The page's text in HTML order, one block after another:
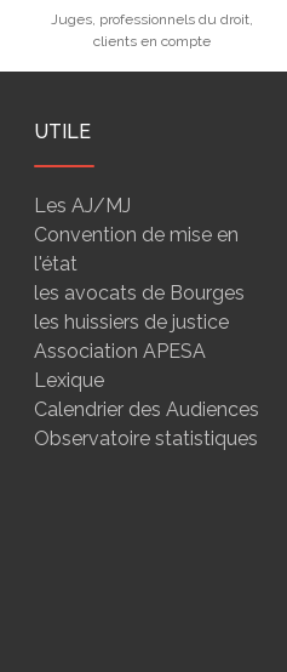
Juges, professionnels du droit,
clients en compte
UTILE
Les AJ/MJ
Convention de mise en
l'état
les avocats de Bourges
les huissiers de justice
Association APESA
Lexique
Calendrier des Audiences
Observatoire statistiques